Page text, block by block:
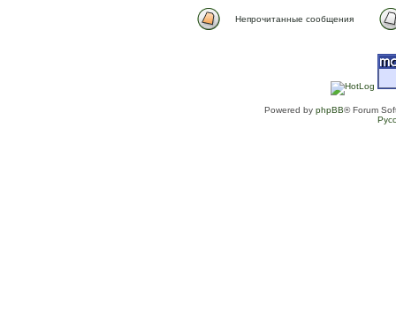
Непрочитанные сообщения
Powered by phpBB® Forum